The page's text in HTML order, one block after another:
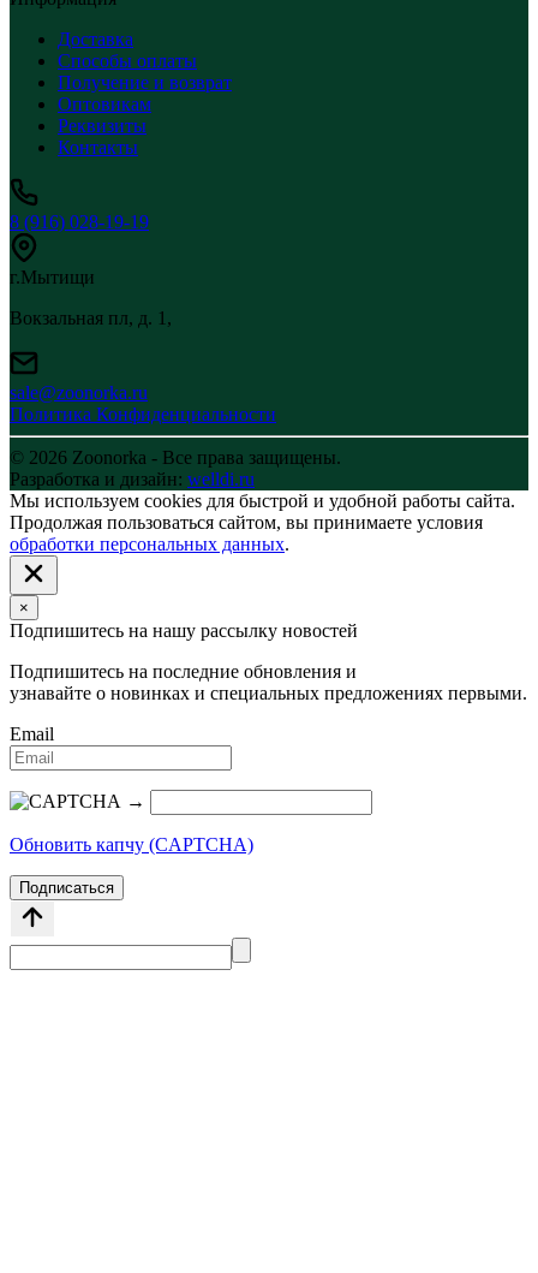
Доставка
Способы оплаты
Получение и возврат
Оптовикам
Реквизиты
Контакты
8 (916) 028-19-19
г.Мытищи
Вокзальная пл, д. 1,
sale@zoonorka.ru
Политика Конфиденциальности
© 2026 Zoonorka - Все права защищены.
Разработка и дизайн: welldi.ru
Мы используем cookies для быстрой и удобной работы сайта.
Продолжая пользоваться сайтом, вы принимаете условия
обработки персональных данных.
×
Подпишитесь на нашу рассылку новостей
Подпишитесь на последние обновления и
узнавайте о новинках и специальных предложениях первыми.
Email
→
Обновить капчу (CAPTCHA)
Подписаться